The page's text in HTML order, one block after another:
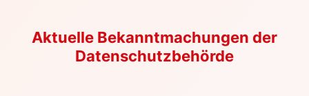
Aktuelle Bekanntmachungen der
Datenschutzbehörde